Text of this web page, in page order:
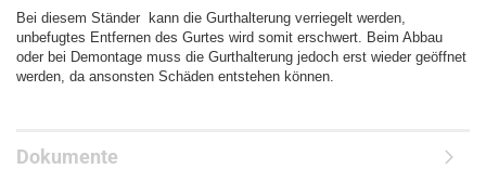
Bei diesem Ständer kann die Gurthalterung verriegelt werden,
unbefugtes Entfernen des Gurtes wird somit erschwert. Beim Abbau
oder bei Demontage muss die Gurthalterung jedoch erst wieder geöffnet
werden, da ansonsten Schäden entstehen können.
Dokumente